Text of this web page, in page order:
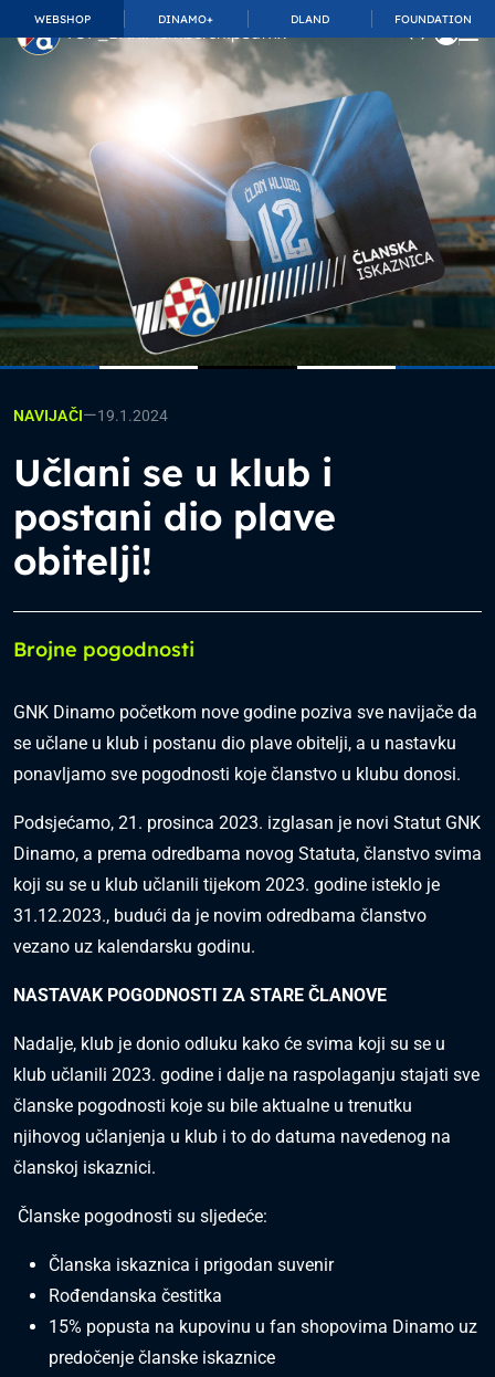
WEBSHOP DINAMO+ DLAND FOUNDATION
TOP_BAR.MembershipSuffix
NAVIJAČI—19.1.2024
Učlani se u klub i
postani dio plave
obitelji!
Brojne pogodnosti
GNK Dinamo početkom nove godine poziva sve navijače da
se učlane u klub i postanu dio plave obitelji, a u nastavku
ponavljamo sve pogodnosti koje članstvo u klubu donosi.
Podsjećamo, 21. prosinca 2023. izglasan je novi Statut GNK
Dinamo, a prema odredbama novog Statuta, članstvo svima
koji su se u klub učlanili tijekom 2023. godine isteklo je
31.12.2023., budući da je novim odredbama članstvo
vezano uz kalendarsku godinu.
NASTAVAK POGODNOSTI ZA STARE ČLANOVE
Nadalje, klub je donio odluku kako će svima koji su se u
klub učlanili 2023. godine i dalje na raspolaganju stajati sve
članske pogodnosti koje su bile aktualne u trenutku
njihovog učlanjenja u klub i to do datuma navedenog na
članskoj iskaznici.
Članske pogodnosti su sljedeće:
Članska iskaznica i prigodan suvenir
Rođendanska čestitka
15% popusta na kupovinu u fan shopovima Dinamo uz
predočenje članske iskaznice